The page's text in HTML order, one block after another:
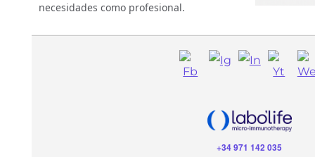
necesidades como profesional.
+34 971 142 035